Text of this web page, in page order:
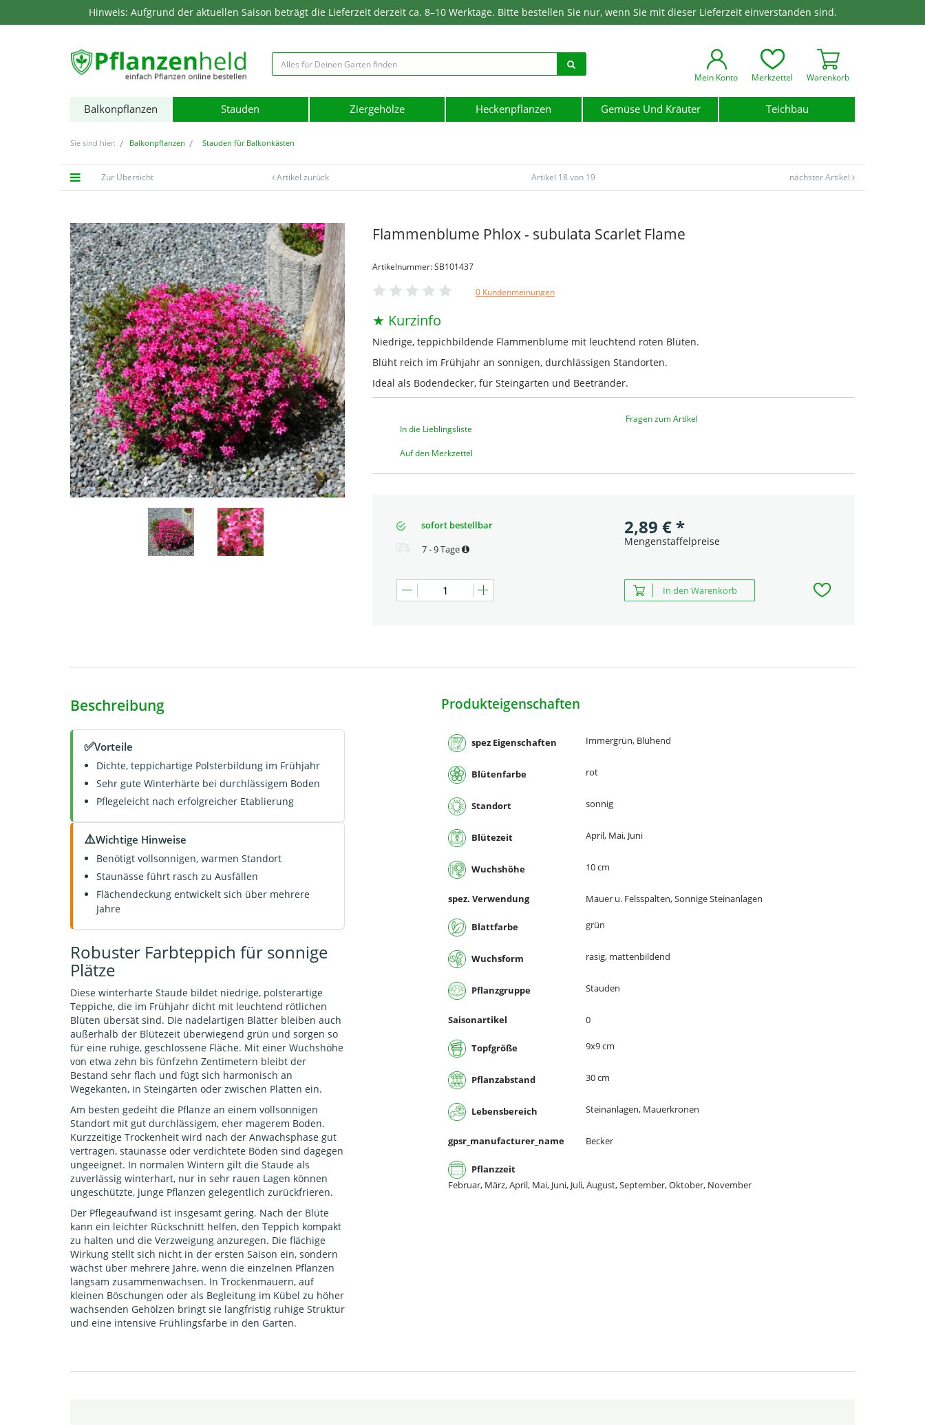
Hinweis: Aufgrund der aktuellen Saison beträgt die Lieferzeit derzeit ca. 8–10 Werktage. Bitte bestellen Sie nur, wenn Sie mit dieser Lieferzeit einverstanden sind.
Mein Konto Merkzettel Warenkorb
Balkonpflanzen Stauden Ziergehölze Heckenpflanzen Gemüse Und Kräuter Teichbau
Sie sind hier: Balkonpflanzen Stauden für Balkonkästen
Zur Übersicht Artikel zurück Artikel 18 von 19 nächster Artikel
Flammenblume Phlox - subulata Scarlet Flame
Artikelnummer: SB101437
0 Kundenmeinungen
★ Kurzinfo
Niedrige, teppichbildende Flammenblume mit leuchtend roten Blüten.
Blüht reich im Frühjahr an sonnigen, durchlässigen Standorten.
Ideal als Bodendecker, für Steingarten und Beetränder.
In die Lieblingsliste
Auf den Merkzettel
Fragen zum Artikel
sofort bestellbar
7 - 9 Tage
2,89 €*
Mengenstaffelpreise
In den Warenkorb
Beschreibung
✅Vorteile
Dichte, teppichartige Polsterbildung im Frühjahr
Sehr gute Winterhärte bei durchlässigem Boden
Pflegeleicht nach erfolgreicher Etablierung
⚠️Wichtige Hinweise
Benötigt vollsonnigen, warmen Standort
Staunässe führt rasch zu Ausfällen
Flächendeckung entwickelt sich über mehrere
Jahre
Robuster Farbteppich für sonnige
Plätze
Diese winterharte Staude bildet niedrige, polsterartige
Teppiche, die im Frühjahr dicht mit leuchtend rötlichen
Blüten übersät sind. Die nadelartigen Blätter bleiben auch
außerhalb der Blütezeit überwiegend grün und sorgen so
für eine ruhige, geschlossene Fläche. Mit einer Wuchshöhe
von etwa zehn bis fünfzehn Zentimetern bleibt der
Bestand sehr flach und fügt sich harmonisch an
Wegekanten, in Steingärten oder zwischen Platten ein.
Am besten gedeiht die Pflanze an einem vollsonnigen
Standort mit gut durchlässigem, eher magerem Boden.
Kurzzeitige Trockenheit wird nach der Anwachsphase gut
vertragen, staunasse oder verdichtete Böden sind dagegen
ungeeignet. In normalen Wintern gilt die Staude als
zuverlässig winterhart, nur in sehr rauen Lagen können
ungeschützte, junge Pflanzen gelegentlich zurückfrieren.
Der Pflegeaufwand ist insgesamt gering. Nach der Blüte
kann ein leichter Rückschnitt helfen, den Teppich kompakt
zu halten und die Verzweigung anzuregen. Die flächige
Wirkung stellt sich nicht in der ersten Saison ein, sondern
wächst über mehrere Jahre, wenn die einzelnen Pflanzen
langsam zusammenwachsen. In Trockenmauern, auf
kleinen Böschungen oder als Begleitung im Kübel zu höher
wachsenden Gehölzen bringt sie langfristig ruhige Struktur
und eine intensive Frühlingsfarbe in den Garten.
Produkteigenschaften
spez Eigenschaften Immergrün, Blühend
Blütenfarbe rot
Standort sonnig
Blütezeit April, Mai, Juni
Wuchshöhe 10 cm
spez. Verwendung Mauer u. Felsspalten, Sonnige Steinanlagen
Blattfarbe grün
Wuchsform rasig, mattenbildend
Pflanzgruppe Stauden
Saisonartikel 0
Topfgröße 9x9 cm
Pflanzabstand 30 cm
Lebensbereich Steinanlagen, Mauerkronen
gpsr_manufacturer_name Becker
Pflanzzeit
Februar, März, April, Mai, Juni, Juli, August, September, Oktober, November